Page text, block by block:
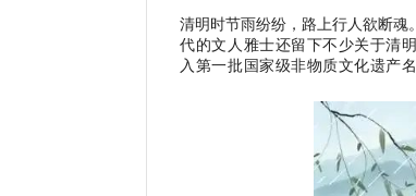
清明时节雨纷纷，路上行人欲断魂
代的文人雅士还留下不少关于清
入第一批国家级非物质文化遗产名